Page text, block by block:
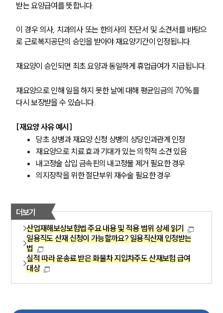
받는 요양급여를 뜻합니다.
이 경우 의사, 치과의사 또는 한의사의 진단서 및 소견서를 바탕으
로 근로복지공단의 승인을 받아야 재요양기간이 인정됩니다.
재요양이 승인되면 최초 요양과 동일하게 휴업급여가 지급됩니다.
재요양으로 인해 일을 하지 못한 날에 대해 평균임금의 70%를
다시 보장받을 수 있습니다.
[재요양 사유 예시]
당초 상병과 재요양 신청 상병의 상당인과관계 인정
재요양으로 치료 효과 기대가 있는 의학적 소견 있음
내고정술 삽입 금속핀의 내고정물 제거 필요한 경우
의지장착을 위한 절단부위 재수술 필요한 경우
더보기
산업재해보상보험법 주요 내용 및 적용 범위 상세 읽기
일용직도 산재 신청이 가능할까요? 일용직산재 인정받는
법
실적 따라 운송료 받은 화물차 지입차주도 산재보험 급여
대상